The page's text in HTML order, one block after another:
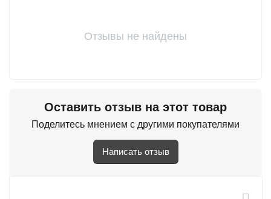
Отзывы не найдены
Оставить отзыв на этот товар
Поделитесь мнением с другими покупателями
Написать отзыв